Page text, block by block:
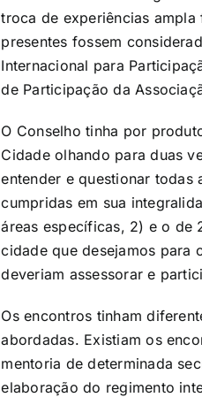
troca de experiências
presentes fossem
Internacional para
de Participação da
O Conselho tinha por
Cidade olhando para duas
entender e questionar todas
cumpridas em sua
áreas específicas, 2) e o de
cidade que desejamos para
deveriam assessorar e
Os encontros tinham
abordadas. Existiam os
mentoria de determinada
elaboração do regimento